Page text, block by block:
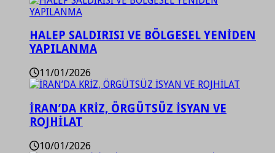
HALEP SALDIRISI VE BÖLGESEL YENİDEN
YAPILANMA
11/01/2026
İRAN’DA KRİZ, ÖRGÜTSÜZ İSYAN VE
ROJHİLAT
10/01/2026